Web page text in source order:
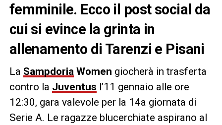
femminile. Ecco il post social da
cui si evince la grinta in
allenamento di Tarenzi e Pisani
La SampdoriaWomen giocherà in trasferta
contro la Juventus l’11 gennaio alle ore
12:30, gara valevole per la 14a giornata di
Serie A. Le ragazze blucerchiate aspirano al